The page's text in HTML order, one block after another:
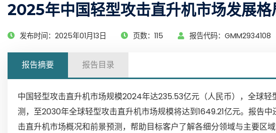
2025年中国轻型攻击直升机市场发展
发布时间：2025年01月13日 页数：115 报告代码：GMM2934108
报告摘要 报告目录
中国轻型攻击直升机市场规模2024年达235.53亿元（人民币），全球
测，至2030年全球轻型攻击直升机市场规模将达到1649.21亿元。报告
击直升机市场概况和前景预测，帮助目标客户了解各细分领域与主要区域